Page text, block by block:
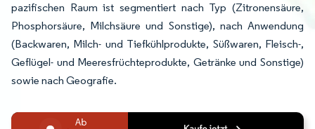
pazifischen Raum ist segmentiert nach Typ (Zitronensäure,
Phosphorsäure, Milchsäure und Sonstige), nach Anwendung
(Backwaren, Milch- und Tiefkühlprodukte, Süßwaren, Fleisch-,
Geflügel- und Meeresfrüchteprodukte, Getränke und Sonstige)
sowie nach Geografie.